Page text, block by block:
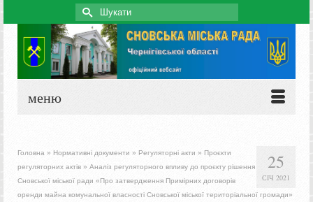
Search
for:
меню
25
СІЧ 2021
Головна » Нормативні документи » Регуляторні акти » Проєкти
регуляторних актів » Аналіз регуляторного впливу до проєкту рішення
Сновської міської ради «Про затвердження Примірних договорів
оренди майна комунальної власності Сновської міської територіальної громади»